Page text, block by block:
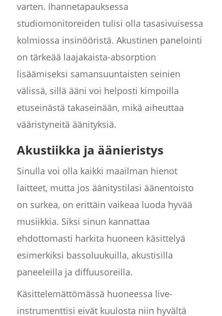
varten. Ihannetapauksessa
studiomonitoreiden tulisi olla tasasivuisessa
kolmiossa insinööristä. Akustinen panelointi
on tärkeää laajakaista-absorption
lisäämiseksi samansuuntaisten seinien
välissä, sillä ääni voi helposti kimpoilla
etuseinästä takaseinään, mikä aiheuttaa
vääristyneitä äänityksiä.
Akustiikka ja äänieristys
Sinulla voi olla kaikki maailman hienot
laitteet, mutta jos äänitystilasi äänentoisto
on surkea, on erittäin vaikeaa luoda hyvää
musiikkia. Siksi sinun kannattaa
ehdottomasti harkita huoneen käsittelyä
esimerkiksi bassoluukuilla, akustisilla
paneeleilla ja diffuusoreilla.
Käsittelemättömässä huoneessa live-
instrumenttisi eivät kuulosta niin hyvältä